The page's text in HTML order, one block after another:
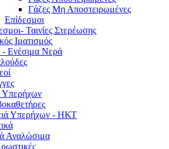
Γάζες Μη Αποστειρωμένες
Επίδεσμοι
Ταινίες Στερέωσης
Ιματισμός
- Ενέσιμα Νερά
Υπερήχων
Υπερήχων - ΗΚΤ
Αναλώσιμα